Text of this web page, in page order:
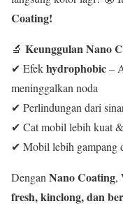
Coating!
🔬 Keunggulan Nano
✔ Efekhydrophobic–
meninggalkan noda
✔ Perlindungan dari
✔ Cat mobil lebih kuat
✔ Mobil lebih gampang
Dengan Nano Coating,
fresh, kinclong, dan